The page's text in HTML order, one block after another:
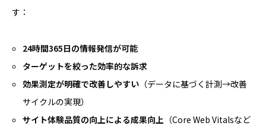
す：
24時間365日の情報発信が可能
ターゲットを絞った効率的な訴求
効果測定が明確で改善しやすい （データに基づく計測→改善
サイクルの実現）
サイト体験品質の向上による成果向上 （Core Web Vitalsなど